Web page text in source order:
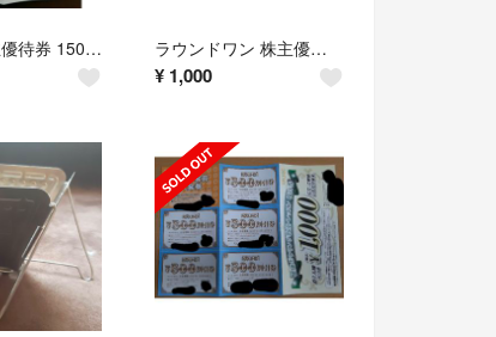
Joshin 株主優待券 15000円分 (３冊セット) 上新電機 【新品】 ラウンドワン 株主優待券 2024/7/15まで
¥ 1,000